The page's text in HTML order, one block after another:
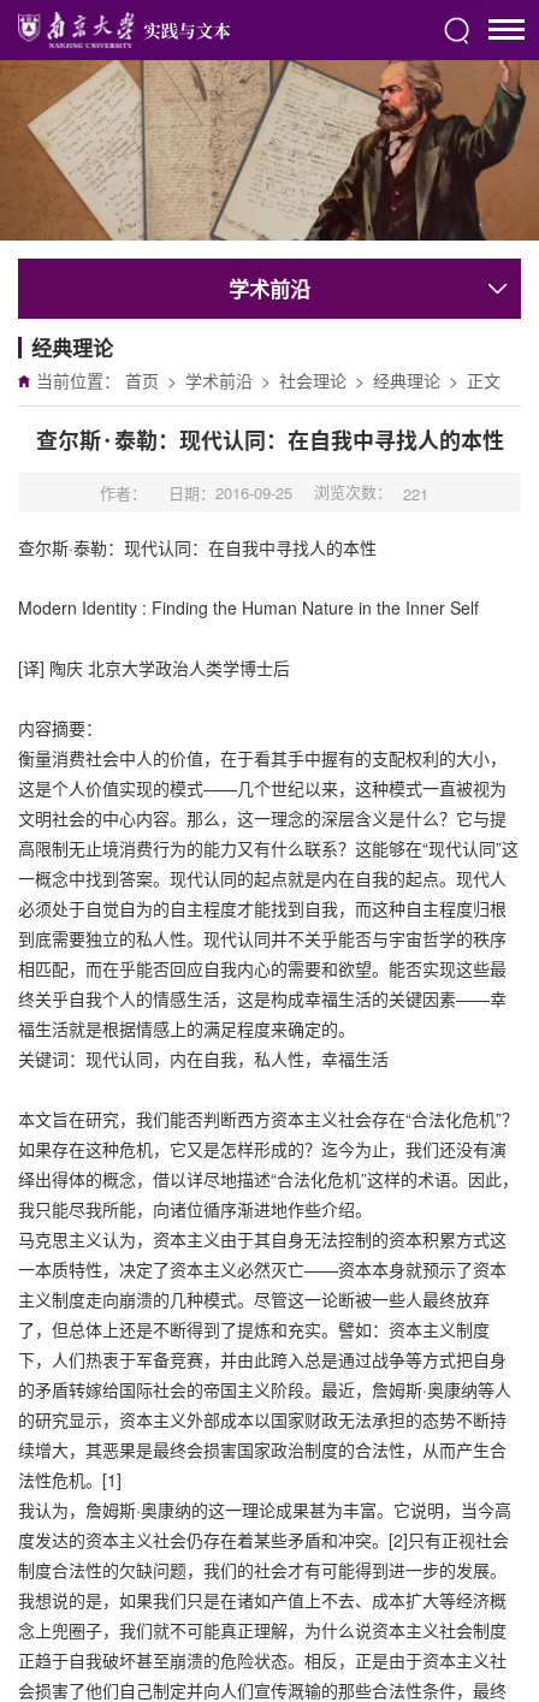
学术前沿
经典理论
当前位置： 首页 > 学术前沿 > 社会理论 > 经典理论 > 正文
查尔斯·泰勒：现代认同：在自我中寻找人的本性
作者： 日期：2016-09-25 浏览次数： 221
查尔斯·泰勒：现代认同：在自我中寻找人的本性
Modern Identity : Finding the Human Nature in the Inner Self
[译] 陶庆 北京大学政治人类学博士后
内容摘要：
衡量消费社会中人的价值，在于看其手中握有的支配权利的大小，
这是个人价值实现的模式——几个世纪以来，这种模式一直被视为
文明社会的中心内容。那么，这一理念的深层含义是什么？它与提
高限制无止境消费行为的能力又有什么联系？这能够在“现代认同”这
一概念中找到答案。现代认同的起点就是内在自我的起点。现代人
必须处于自觉自为的自主程度才能找到自我，而这种自主程度归根
到底需要独立的私人性。现代认同并不关乎能否与宇宙哲学的秩序
相匹配，而在乎能否回应自我内心的需要和欲望。能否实现这些最
终关乎自我个人的情感生活，这是构成幸福生活的关键因素——幸
福生活就是根据情感上的满足程度来确定的。
关键词：现代认同，内在自我，私人性，幸福生活
本文旨在研究，我们能否判断西方资本主义社会存在“合法化危机”？
如果存在这种危机，它又是怎样形成的？迄今为止，我们还没有演
绎出得体的概念，借以详尽地描述“合法化危机”这样的术语。因此，
我只能尽我所能，向诸位循序渐进地作些介绍。
马克思主义认为，资本主义由于其自身无法控制的资本积累方式这
一本质特性，决定了资本主义必然灭亡——资本本身就预示了资本
主义制度走向崩溃的几种模式。尽管这一论断被一些人最终放弃
了，但总体上还是不断得到了提炼和充实。譬如：资本主义制度
下，人们热衷于军备竞赛，并由此跨入总是通过战争等方式把自身
的矛盾转嫁给国际社会的帝国主义阶段。最近，詹姆斯·奥康纳等人
的研究显示，资本主义外部成本以国家财政无法承担的态势不断持
续增大，其恶果是最终会损害国家政治制度的合法性，从而产生合
法性危机。[1]
我认为，詹姆斯·奥康纳的这一理论成果甚为丰富。它说明，当今高
度发达的资本主义社会仍存在着某些矛盾和冲突。[2]只有正视社会
制度合法性的欠缺问题，我们的社会才有可能得到进一步的发展。
我想说的是，如果我们只是在诸如产值上不去、成本扩大等经济概
念上兜圈子，我们就不可能真正理解，为什么说资本主义社会制度
正趋于自我破坏甚至崩溃的危险状态。相反，正是由于资本主义社
会损害了他们自己制定并向人们宣传溉输的那些合法性条件，最终